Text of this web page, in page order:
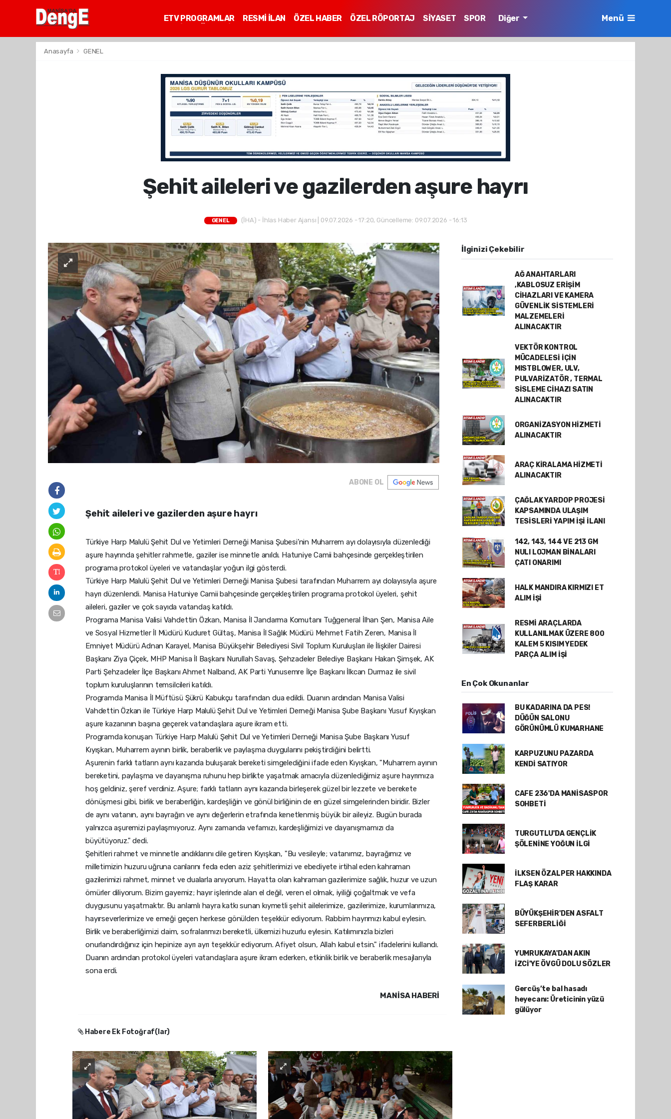
ETV PROGRAMLAR RESMİ İLAN ÖZEL HABER ÖZEL RÖPORTAJ SİYASET
SPOR
Diğer Menü
Anasayfa GENEL
Şehit aileleri ve gazilerden aşure hayrı
GENEL (İHA) - İhlas Haber Ajansı | 09.07.2026 - 17:20, Güncelleme: 09.07.2026 - 16:13
ABONE OL
Şehit aileleri ve gazilerden aşure hayrı
Türkiye Harp Malulü Şehit Dul ve Yetimleri Derneği Manisa Şubesi’nin Muharrem ayı dolayısıyla düzenlediği
aşure hayrında şehitler rahmetle, gaziler ise minnetle anıldı. Hatuniye Camii bahçesinde gerçekleştirilen
programa protokol üyeleri ve vatandaşlar yoğun ilgi gösterdi.
Türkiye Harp Malulü Şehit Dul ve Yetimleri Derneği Manisa Şubesi tarafından Muharrem ayı dolayısıyla aşure
hayrı düzenlendi. Manisa Hatuniye Camii bahçesinde gerçekleştirilen programa protokol üyeleri, şehit
aileleri, gaziler ve çok sayıda vatandaş katıldı.
Programa Manisa Valisi Vahdettin Özkan, Manisa İl Jandarma Komutanı Tuğgeneral İlhan Şen, Manisa Aile
ve Sosyal Hizmetler İl Müdürü Kuduret Gültaş, Manisa İl Sağlık Müdürü Mehmet Fatih Zeren, Manisa İl
Emniyet Müdürü Adnan Karayel, Manisa Büyükşehir Belediyesi Sivil Toplum Kuruluşları ile İlişkiler Dairesi
Başkanı Ziya Çiçek, MHP Manisa İl Başkanı Nurullah Savaş, Şehzadeler Belediye Başkanı Hakan Şimşek, AK
Parti Şehzadeler İlçe Başkanı Ahmet Nalband, AK Parti Yunusemre İlçe Başkanı İlkcan Durmaz ile sivil
toplum kuruluşlarının temsilcileri katıldı.
Programda Manisa İl Müftüsü Şükrü Kabukçu tarafından dua edildi. Duanın ardından Manisa Valisi
Vahdettin Özkan ile Türkiye Harp Malulü Şehit Dul ve Yetimleri Derneği Manisa Şube Başkanı Yusuf Kıyışkan
aşure kazanının başına geçerek vatandaşlara aşure ikram etti.
Programda konuşan Türkiye Harp Malulü Şehit Dul ve Yetimleri Derneği Manisa Şube Başkanı Yusuf
Kıyışkan, Muharrem ayının birlik, beraberlik ve paylaşma duygularını pekiştirdiğini belirtti.
Aşurenin farklı tatların aynı kazanda buluşarak bereketi simgelediğini ifade eden Kıyışkan, "Muharrem ayının
bereketini, paylaşma ve dayanışma ruhunu hep birlikte yaşatmak amacıyla düzenlediğimiz aşure hayrımıza
hoş geldiniz, şeref verdiniz. Aşure; farklı tatların aynı kazanda birleşerek güzel bir lezzete ve berekete
dönüşmesi gibi, birlik ve beraberliğin, kardeşliğin ve gönül birliğinin de en güzel simgelerinden biridir. Bizler
de aynı vatanın, aynı bayrağın ve aynı değerlerin etrafında kenetlenmiş büyük bir aileyiz. Bugün burada
yalnızca aşuremizi paylaşmıyoruz. Aynı zamanda vefamızı, kardeşliğimizi ve dayanışmamızı da
büyütüyoruz." dedi.
Şehitleri rahmet ve minnetle andıklarını dile getiren Kıyışkan, "Bu vesileyle; vatanımız, bayrağımız ve
milletimizin huzuru uğruna canlarını feda eden aziz şehitlerimizi ve ebediyete irtihal eden kahraman
gazilerimizi rahmet, minnet ve dualarla anıyorum. Hayatta olan kahraman gazilerimize sağlık, huzur ve uzun
ömürler diliyorum. Bizim gayemiz; hayır işlerinde alan el değil, veren el olmak, iyiliği çoğaltmak ve vefa
duygusunu yaşatmaktır. Bu anlamlı hayra katkı sunan kıymetli şehit ailelerimize, gazilerimize, kurumlarımıza,
hayırseverlerimize ve emeği geçen herkese gönülden teşekkür ediyorum. Rabbim hayrımızı kabul eylesin.
Birlik ve beraberliğimizi daim, sofralarımızı bereketli, ülkemizi huzurlu eylesin. Katılımınızla bizleri
onurlandırdığınız için hepinize ayrı ayrı teşekkür ediyorum. Afiyet olsun, Allah kabul etsin." ifadelerini kullandı.
Duanın ardından protokol üyeleri vatandaşlara aşure ikram ederken, etkinlik birlik ve beraberlik mesajlarıyla
sona erdi.
MANISA HABERİ
Habere Ek Fotoğraf(lar)
İlginizi Çekebilir
AĞ ANAHTARLARI
,KABLOSUZ ERİŞİM
CİHAZLARI VE KAMERA
GÜVENLİK SİSTEMLERİ
MALZEMELERİ
ALINACAKTIR
VEKTÖR KONTROL
MÜCADELESİ İÇİN
MISTBLOWER, ULV,
PULVARİZATÖR , TERMAL
SİSLEME CİHAZI SATIN
ALINACAKTIR
ORGANİZASYON HİZMETİ
ALINACAKTIR
ARAÇ KİRALAMA HİZMETİ
ALINACAKTIR
ÇAĞLAK YARDOP PROJESİ
KAPSAMINDA ULAŞIM
TESİSLERİ YAPIM İŞİ İLANI
142, 143, 144 VE 213 GM
NULI LOJMAN BİNALARI
ÇATI ONARIMI
HALK MANDIRA KIRMIZI ET
ALIM İŞİ
RESMİ ARAÇLARDA
KULLANILMAK ÜZERE 800
KALEM 5 KISIM YEDEK
PARÇA ALIM İŞİ
En Çok Okunanlar
BU KADARINA DA PES!
DÜĞÜN SALONU
GÖRÜNÜMLÜ KUMARHANE
KARPUZUNU PAZARDA
KENDİ SATIYOR
CAFE 236'DA MANİSASPOR
SOHBETİ
TURGUTLU'DA GENÇLİK
ŞÖLENİNE YOĞUN İLGİ
İLKSEN ÖZALPER HAKKINDA
FLAŞ KARAR
BÜYÜKŞEHİR'DEN ASFALT
SEFERBERLİĞİ
YUMRUKAYA'DAN AKIN
İZCİ'YE ÖVGÜ DOLU SÖZLER
Gercüş’te bal hasadı
heyecanı: Üreticinin yüzü
gülüyor